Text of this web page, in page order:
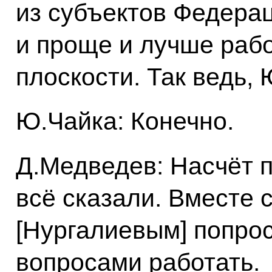
из субъектов
и проще и лучше
плоскости. Так
Ю.Чайка: Конечно.
Д.Медведев: Насчёт
всё сказали.
[Нургалиевым]
вопросами работать.